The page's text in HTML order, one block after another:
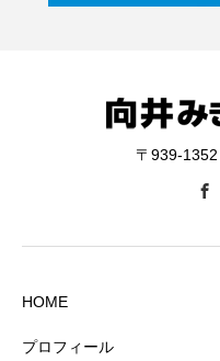
〒939-
HOME
プロフィール